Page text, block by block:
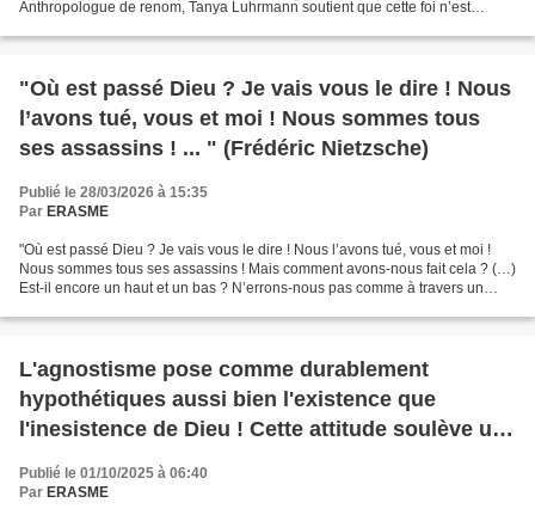
Anthropologue de renom, Tanya Luhrmann soutient que cette foi n’est
"Où est passé Dieu ? Je vais vous le dire ! Nous
l’avons tué, vous et moi ! Nous sommes tous
ses assassins ! ... " (Frédéric Nietzsche)
Publié le 28/03/2026 à 15:35
Par ERASME
"Où est passé Dieu ? Je vais vous le dire ! Nous l’avons tué, vous et moi !
Nous sommes tous ses assassins ! Mais comment avons-nous fait cela ? (…)
Est-il encore un haut et un bas ? N’errons-nous pas comme à travers un
L'agnostisme pose comme durablement
hypothétiques aussi bien l'existence que
l'inesistence de Dieu ! Cette attitude soulève un
certain nombre de questions fondamentales sur
plusieurs registres ! Mais lesquelles ?
Publié le 01/10/2025 à 06:40
Par ERASME